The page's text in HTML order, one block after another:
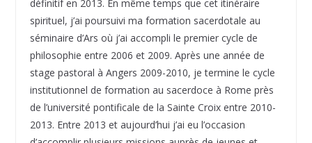
définitif en 2013. En même temps que cet itinéraire
spirituel, j’ai poursuivi ma formation sacerdotale au
séminaire d’Ars où j’ai accompli le premier cycle de
philosophie entre 2006 et 2009. Après une année de
stage pastoral à Angers 2009-2010, je termine le cycle
institutionnel de formation au sacerdoce à Rome près
de l’université pontificale de la Sainte Croix entre 2010-
2013. Entre 2013 et aujourd’hui j’ai eu l’occasion